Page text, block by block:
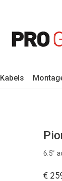
Kabels
6.5”
€